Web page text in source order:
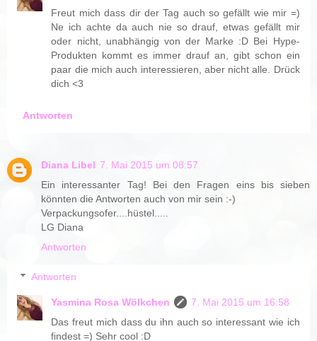
Freut mich dass dir der Tag auch so gefällt wie mir =)
Ne ich achte da auch nie so drauf, etwas gefällt mir
oder nicht, unabhängig von der Marke :D Bei Hype-
Produkten kommt es immer drauf an, gibt schon ein
paar die mich auch interessieren, aber nicht alle. Drück
dich <3
Antworten
Diana Libel 7. Mai 2015 um 08:57
Ein interessanter Tag! Bei den Fragen eins bis sieben
könnten die Antworten auch von mir sein :-)
Verpackungsofer....hüstel.....
LG Diana
Antworten
Antworten
Yasmina Rosa Wölkchen
7. Mai 2015 um 16:58
Das freut mich dass du ihn auch so interessant wie ich
findest =) Sehr cool :D